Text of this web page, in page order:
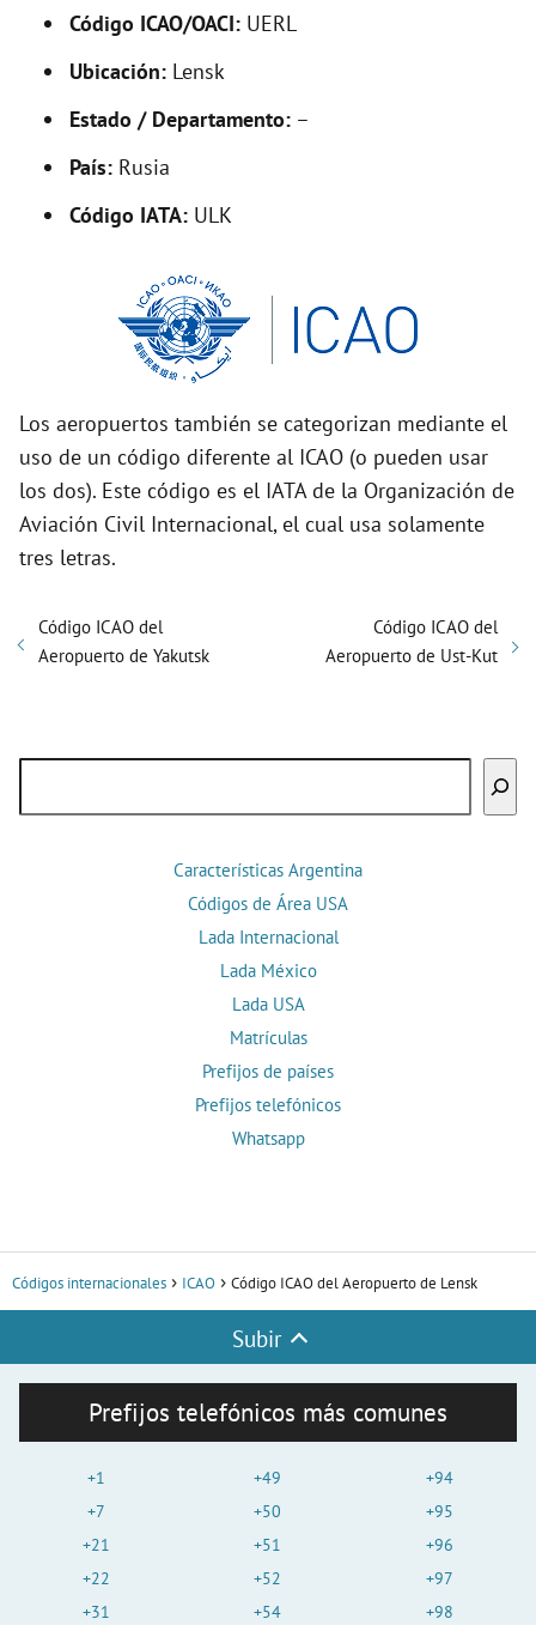
e
o
Código ICAO/OACI: UERL
Ubicación: Lensk
Estado / Departamento: –
País: Rusia
Código IATA: ULK
Los aeropuertos también se categorizan mediante el
uso de un código diferente al ICAO (o pueden usar
los dos). Este código es el IATA de la Organización de
Aviación Civil Internacional, el cual usa solamente
tres letras.
Código ICAO del
Aeropuerto de Yakutsk
Código ICAO del
Aeropuerto de Ust-Kut
Características Argentina
Códigos de Área USA
Lada Internacional
Lada México
Lada USA
Matrículas
Prefijos de países
Prefijos telefónicos
Whatsapp
Códigos internacionales ICAO Código ICAO del Aeropuerto de Lensk
Subir
Prefijos telefónicos más comunes
+1
+7
+21
+22
+31
+49
+50
+51
+52
+54
+94
+95
+96
+97
+98